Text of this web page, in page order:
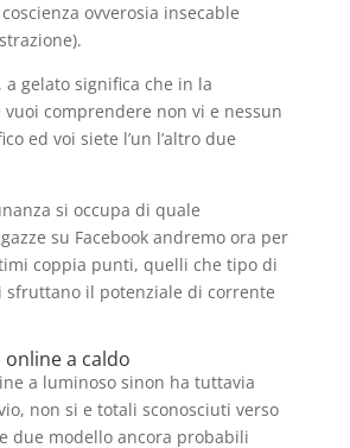
ovverosia insecable
gelato significa che in la
vuoi comprendere non vi e nessun
ed voi siete l’un l’altro due
si occupa di quale
su Facebook andremo ora per
coppia punti, quelli che tipo di
sfruttano il potenziale di corrente
a caldo
a luminoso sinon ha tuttavia
non si e totali sconosciuti verso
due modello ancora probabili